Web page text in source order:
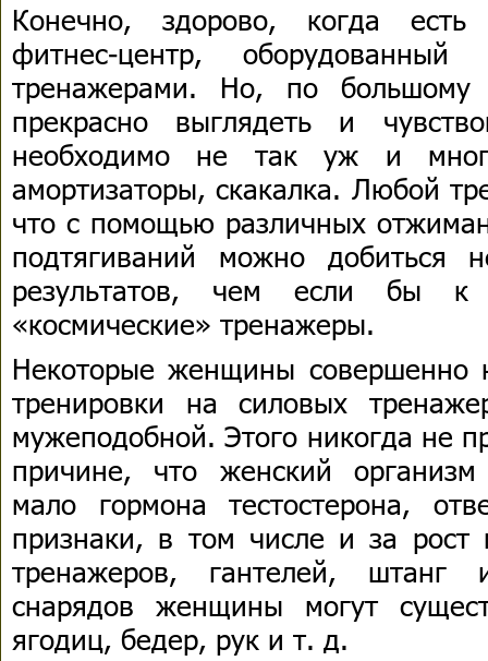
Конечно, здорово, когда есть
фитнес-центр,
тренажерами. Но, по большому
прекрасно выглядеть и
необходимо не так уж и
амортизаторы, скакалка. Любой
что с помощью различных
подтягиваний можно добиться
результатов, чем если бы
«космические» тренажеры.
Некоторые женщины совершенно
тренировки на силовых
мужеподобной. Этого никогда не
причине, что женский
мало гормона тестостерона,
признаки, в том числе и за
тренажеров, гантелей, штанг
снарядов женщины могут
ягодиц, бедер, рук и т. д.